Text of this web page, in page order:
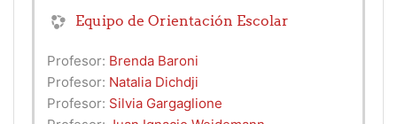
Equipo de Orientación Escolar
Profesor: Brenda Baroni
Profesor: Natalia Dichdji
Profesor: Silvia Gargaglione